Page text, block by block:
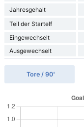
Jahresgehalt
Teil der Startelf
Eingewechselt
Ausgewechselt
Tore / 90'